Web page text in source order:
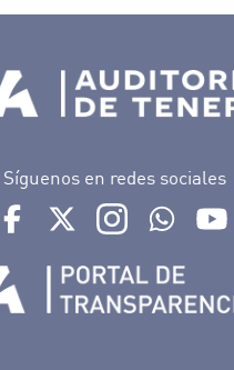
Síguenos en redes sociales
Ir a perfil de Auditorio de
Ir a perfil deIr a perfil de
Ir al